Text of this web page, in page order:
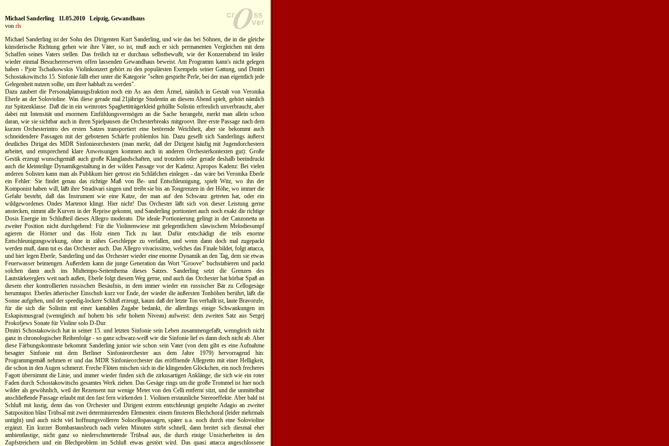
Michael Sanderling 11.05.2010 Leipzig, Gewandhaus
von rls
Michael Sanderling ist der Sohn des Dirigenten Kurt Sanderling, und wie das bei Söhnen, die in die gleiche
künstlerische Richtung gehen wie ihre Väter, so ist, muß auch er sich permanenten Vergleichen mit dem
Schaffen seines Vaters stellen. Das freilich tut er durchaus selbstbewußt, wie der Konzertabend im leider
wieder einmal Besucherreserven offen lassenden Gewandhaus beweist. Am Programm kann's nicht gelegen
haben - Pjotr Tschaikowskis Violinkonzert gehört zu den populärsten Exempeln seiner Gattung, und Dmitri
Schostakowitschs 15. Sinfonie fällt eher unter die Kategorie "selten gespielte Perle, bei der man eigentlich jede
Gelegenheit nutzen sollte, um ihrer habhaft zu werden".
Dazu zaubert die Personalplanungsfraktion noch ein As aus dem Ärmel, nämlich in Gestalt von Veronika
Eberle an der Solovioline. Was diese gerade mal 21jährige Studentin an diesem Abend spielt, gehört nämlich
zur Spitzenklasse. Daß die in ein weinrotes Spaghettiträgerkleid gehüllte Solistin erfreulich unverbraucht, aber
dabei mit Intensität und enormem Einfühlungsvermögen an die Sache herangeht, merkt man allein schon
daran, wie sie sichtbar auch in ihren Spielpausen die Orchesterbreaks mitgroovt. Ihre erste Passage nach dem
kurzen Orchesterintro des ersten Satzes transportiert eine betörende Weichheit, aber sie bekommt auch
schneidendere Passagen mit der gebotenen Schärfe problemlos hin. Dazu gesellt sich Sanderlings äußerst
deutliches Dirigat des MDR Sinfonieorchesters (man merkt, daß der Dirigent häufig mit Jugendorchestern
arbeitet, und entsprechend klare Anweisungen kommen auch in anderen Orchesterkontexten gut): Große
Gestik erzeugt wunschgemäß auch große Klanglandschaften, und trotzdem oder gerade deshalb beeindruckt
auch die kleinteilige Dynamikgestaltung in der wilden Passage vor der Kadenz. Apropos Kadenz: Bei vielen
anderen Solisten kann man als Publikum hier getrost ein Schläfchen einlegen - das wäre bei Veronika Eberle
ein Fehler: Sie findet genau das richtige Maß von Be- und Entschleunigung, spielt Witz, wo ihn der
Komponist haben will, läßt ihre Stradivari singen und treibt sie bis an Tongrenzen in der Höhe, wo immer die
Gefahr besteht, daß das Instrument wie eine Katze, der man auf den Schwanz getreten hat, oder ein
wildgewordenes Ondes Martenot klingt. Hier nicht! Das Orchester läßt sich von dieser Leistung gerne
anstecken, nimmt alle Kurven in der Reprise gekonnt, und Sanderling portioniert auch noch exakt die richtige
Dosis Energie im Schlußteil dieses Allegro moderato. Die ideale Portionierung gelingt in der Canzonetta an
zweiter Position nicht durchgehend: Für die Violinenwiese mit gelegentlichem slawischem Melodiesumpf
agieren die Hörner und das Holz einen Tick zu laut. Dafür entschädigt die teils enorme
Entschleunigungswirkung, ohne in zähes Geschleppe zu verfallen, und wenn dann doch mal zugepackt
werden muß, dann tut es das Orchester auch. Das Allegro vivacissimo, welches das Finale bildet, folgt attacca,
und hier legen Eberle, Sanderling und das Orchester wieder eine enorme Dynamik an den Tag, dem sie etwas
Feuerwasser beimengen. Außerdem kann die junge Generation das Wort "Groove" buchstabieren und packt
solchen dann auch ins Midtempo-Seitenthema dieses Satzes. Sanderling setzt die Grenzen des
Lautstärkereglers weit nach außen, Eberle folgt diesem Weg gerne, und auch das Orchester hat hörbar Spaß an
diesem eher kontrollierten russischen Besäufnis, in dem immer wieder ein russischer Bär zu Cellogesäge
herumtapst. Eberles ätherischer Einschub kurz vor Ende, der wieder die äußersten Tonhöhen berührt, läßt die
Sonne aufgehen, und der speedig-lockere Schluß erzeugt, kaum daß der letzte Ton verhallt ist, laute Bravorufe,
für die sich die Solistin mit einer kantablen Zugabe bedankt, die allerdings einige Schwankungen im
Eskapismusgrad (wenngleich auf hohem bis sehr hohem Niveau) aufweist: dem zweiten Satz aus Sergej
Prokofjews Sonate für Violine solo D-Dur.
Dmitri Schostakowisch hat in seiner 15. und letzten Sinfonie sein Leben zusammengefaßt, wenngleich nicht
ganz in chronologischer Reihenfolge - so ganz schwarz-weiß wie die Sinfonie lief es dann doch nicht ab. Aber
diese Färbungskontraste bekommt Sanderling junior wie schon sein Vater (von dem gibt es eine Aufnahme
besagter Sinfonie mit dem Berliner Sinfonieorchester aus dem Jahre 1979) hervorragend hin:
Programmgemäß nehmen er und das MDR Sinfonieorchester das eröffnende Allegretto mit einer Helligkeit,
die schon in den Augen schmerzt. Freche Flöten mischen sich in die klingenden Glöckchen, ein noch frecheres
Fagott übernimmt die Linie, und immer wieder finden sich die zirkusartigen Anklänge, die sich wie ein roter
Faden durch Schostakowitschs gesamtes Werk ziehen. Das Gesäge rings um die große Trommel ist hier noch
wilder als gewöhnlich, weil der Rezensent nur wenige Meter von den Celli entfernt sitzt, und die unmittelbar
anschließende Passage erlaubt mit den fast fern wirkenden 1. Violinen erstaunliche Stereoeffekte. Aber bald ist
Schluß mit lustig, denn das von Orchester und Dirigent extrem entschleunigt gespielte Adagio an zweiter
Satzposition bläst Trübsal mit zwei determinierenden Elementen: einem finsteren Blechchoral (leider mehrmals
untight) und auch nicht viel hoffnungsvolleren Solocellopassagen, später u.a. noch durch eine Solovioline
ergänzt. Ein kurzer Bombastausbruch nach vielen Minuten stirbt schnell, dann breitet sich diesmal eher
ambientlastige, nicht ganz so niederschmetternde Trübsal aus, die durch einige Unsicherheiten in den
Zupfstreichern und ein Blechproblem im Schluß etwas gestört wird. Das quasi attacca angeschlossene